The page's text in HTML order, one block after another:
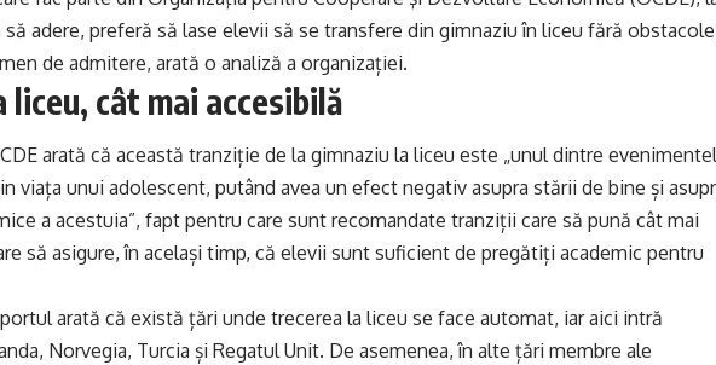
să adere, preferă să lase elevii să se transfere din gimnaziu în liceu fără
de admitere, arată o analiză a organizației.
cât mai accesibilă
arată că această tranziție de la gimnaziu la liceu este „unul dintre
viața unui adolescent, putând avea un efect negativ asupra stării de bine și
a acestuia”, fapt pentru care sunt recomandate tranziții care să pună cât mai
să asigure, în același timp, că elevii sunt suficient de pregătiți academic pentru
arată că există țări unde trecerea la liceu se face automat, iar aici intră
Norvegia, Turcia și Regatul Unit. De asemenea, în alte țări membre ale